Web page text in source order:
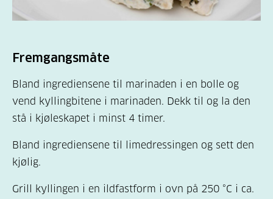
Fremgangsmåte
Bland ingrediensene til marinaden i en bolle og
vend kyllingbitene i marinaden. Dekk til og la den
stå i kjøleskapet i minst 4 timer.
Bland ingrediensene til limedressingen og sett den
kjølig.
Grill kyllingen i en ildfastform i ovn på 250 °C i ca.